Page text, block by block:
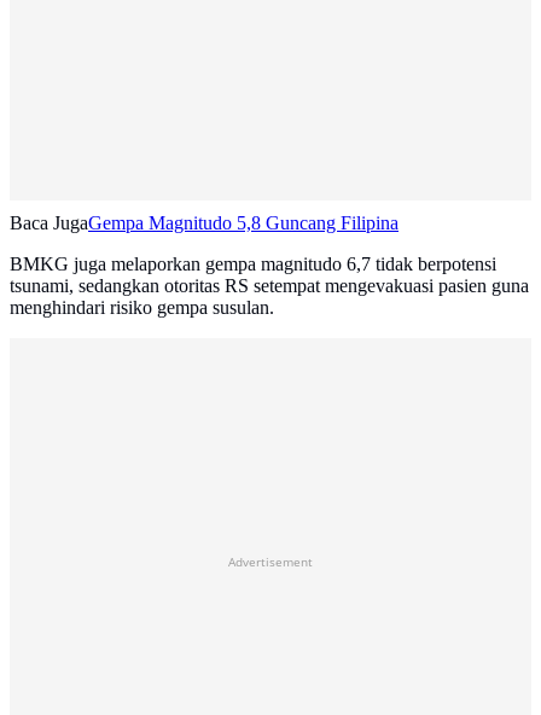
Baca JugaGempa Magnitudo 5,8 Guncang Filipina
BMKG juga melaporkan gempa magnitudo 6,7 tidak berpotensi
tsunami, sedangkan otoritas RS setempat mengevakuasi pasien guna
menghindari risiko gempa susulan.
Advertisement